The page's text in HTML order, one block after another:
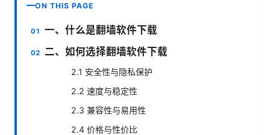
ON THIS PAGE
一、什么是翻墙软件下载
二、如何选择翻墙软件下载
2.1 安全性与隐私保护
2.2 速度与稳定性
2.3 兼容性与易用性
2.4 价格与性价比